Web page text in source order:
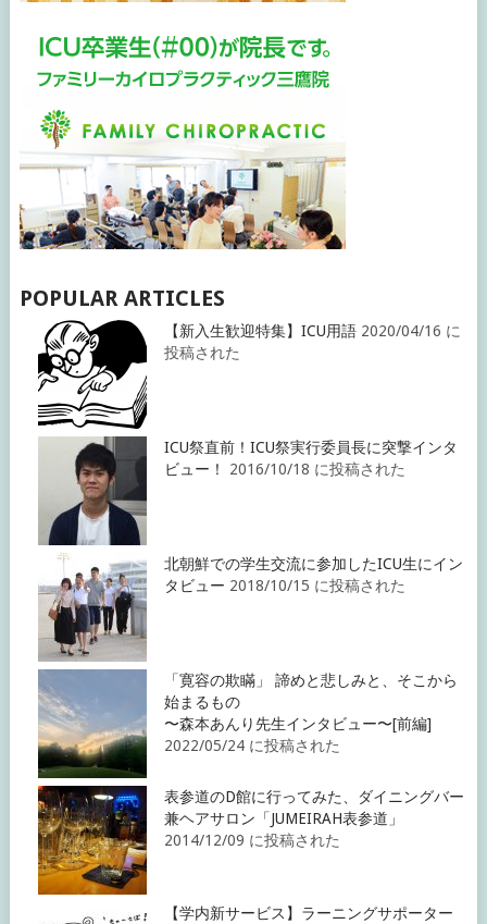
POPULAR ARTICLES
【新入生歓迎特集】ICU用語 2020/04/16 に
投稿された
ICU祭直前！ICU祭実行委員長に突撃インタ
ビュー！
2016/10/18 に投稿された
北朝鮮での学生交流に参加したICU生にイン
タビュー 2018/10/15 に投稿された
「寛容の欺瞞」 諦めと悲しみと、そこから
始まるもの
〜森本あんり先生インタビュー〜[前編]
2022/05/24 に投稿された
表参道のD館に行ってみた、ダイニングバー
兼ヘアサロン「JUMEIRAH表参道」
2014/12/09 に投稿された
【学内新サービス】ラーニングサポーター